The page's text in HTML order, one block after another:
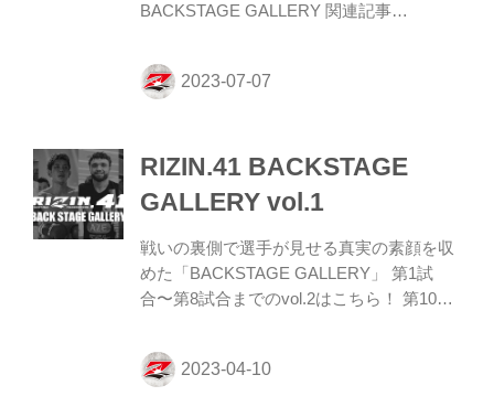
BACKSTAGE GALLERY 関連記事
FIGHTING FEDERATION オフィシャルサ
イト BACKSTAGE GALLERY の記事一覧 -
ジン ファイティング フェデレーション）
の情報・加盟団体について発信していきま
す。 RIZIN.43 試合結果一覧 - RIZIN
FIGHTING FEDERATION オフィシャ...
RIZIN.41 BACKSTAGE
GALLERY vol.1
戦いの裏側で選手が見せる真実の素顔を収
めた「BACKSTAGE GALLERY」 第1試
合〜第8試合までのvol.2はこちら！ 第10試
ガール・ケラモフ vs. 堀江圭功 5 3 関連記
事 RIZIN.41 試合結果一覧 - RIZIN